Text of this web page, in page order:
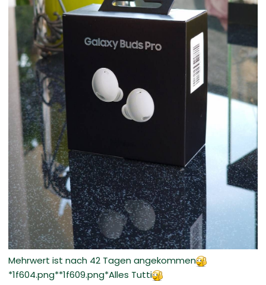
Mehrwert ist nach 42 Tagen angekommen
*1f604.png**1f609.png*Alles Tutti